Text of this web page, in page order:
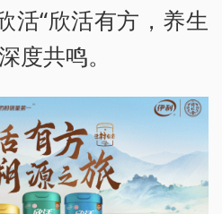
活“欣活有方，养生
度共鸣。